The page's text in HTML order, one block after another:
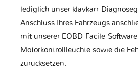
lediglich unser klavkarr-
Anschluss Ihres Fahrzeugs
mit unserer EOBD-Facile-
Motorkontrollleuchte sowie die
zurücksetzen.